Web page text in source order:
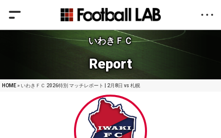
いわきＦＣ
Report
HOME» いわきＦＣ 2026特別 マッチレポート | 2月8日 vs 札幌